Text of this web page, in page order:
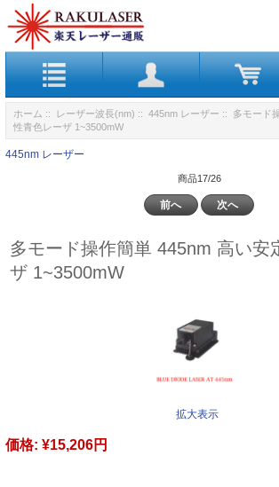
ホーム :: レーザー波長(nm) :: 445nm レーザー :: 多モード
性青色レーザ 1~3500mW
445nm レーザー
商品17/26
前へ 次へ
多モード操作簡単 445nm 高い安
ザ 1~3500mW
拡大表示
価格: ¥15,206円